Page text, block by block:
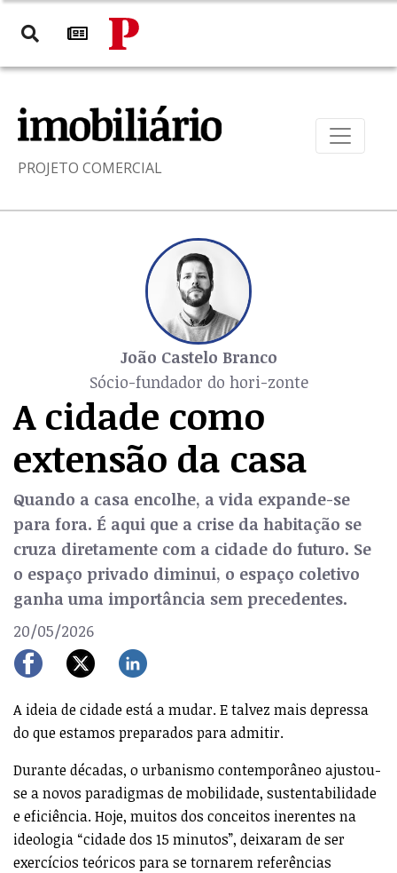
PROJETO COMERCIAL
João Castelo Branco
Sócio-fundador do hori-zonte
A cidade como
extensão da casa
Quando a casa encolhe, a vida expande-se
para fora. É aqui que a crise da habitação se
cruza diretamente com a cidade do futuro. Se
o espaço privado diminui, o espaço coletivo
ganha uma importância sem precedentes.
20/05/2026
A ideia de cidade está a mudar. E talvez mais depressa
do que estamos preparados para admitir.
Durante décadas, o urbanismo contemporâneo ajustou-
se a novos paradigmas de mobilidade, sustentabilidade
e eficiência. Hoje, muitos dos conceitos inerentes na
ideologia “cidade dos 15 minutos”, deixaram de ser
exercícios teóricos para se tornarem referências